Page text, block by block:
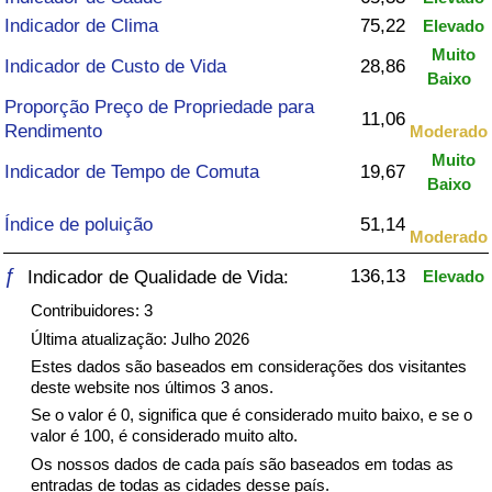
Indicador de Clima 75,22 Elevado
Indicador de Custo de Vida 28,86
Muito
Baixo
Proporção Preço de Propriedade para
Rendimento
11,06
Moderado
Indicador de Tempo de Comuta 19,67
Muito
Baixo
Índice de poluição 51,14
Moderado
ƒ Indicador de Qualidade de Vida: 136,13
Elevado
Contribuidores: 3
Última atualização: Julho 2026
Estes dados são baseados em considerações dos visitantes
deste website nos últimos 3 anos.
Se o valor é 0, significa que é considerado muito baixo, e se o
valor é 100, é considerado muito alto.
Os nossos dados de cada país são baseados em todas as
entradas de todas as cidades desse país.
Saúde
Indicador de Saúde (Atual)
Indicador de Poluição (Atual)
Índice de poluição
Indicador de Poluição por País
Trânsito